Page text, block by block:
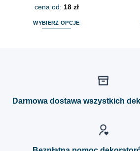
cena od: 18 zł
WYBIERZ OPCJE
Darmowa dostawa wszystkich